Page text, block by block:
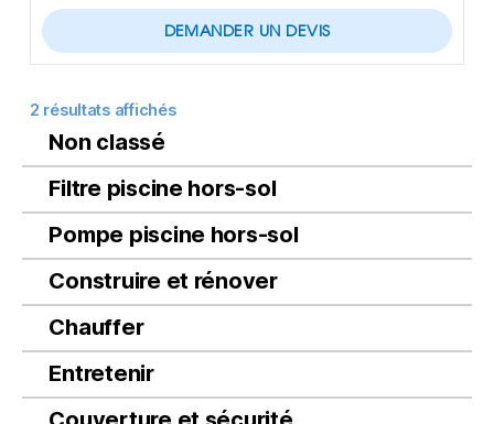
DEMANDER UN DEVIS
2 résultats affichés
Non classé
Filtre piscine hors-sol
Pompe piscine hors-sol
Construire et rénover
Chauffer
Entretenir